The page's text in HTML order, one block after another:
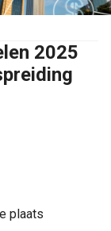
2025
plaats